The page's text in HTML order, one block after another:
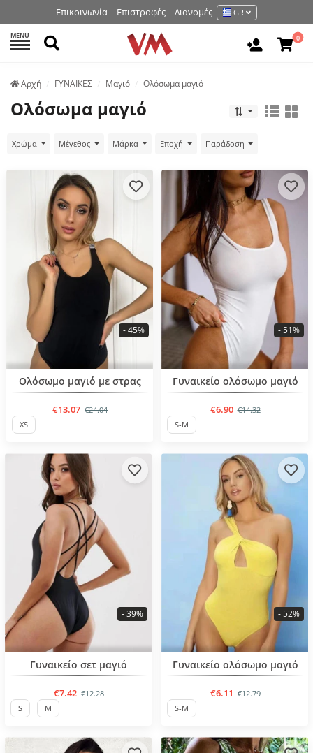
Επικοινωνία Επιστροφές Διανομές GR
MENU Αναζήτηση 0
Аρχή ΓΥΝΑΙΚΕΣ Μαγιό Ολόσωμα μαγιό
Ολόσωμα μαγιό
Χρώμα Μέγεθος Μάρκα Εποχή Παράδοση
BESTSELLER
Ολόσωμο μαγιό με στρας
€13.07 €24.04
- 45%
XS
BESTSELLER
Γυναικείο ολόσωμο μαγιό
€6.90 €14.32
- 51%
S-M
BESTSELLER
Γυναικείο σετ μαγιό
€7.42 €12.28
- 39%
S M
BESTSELLER
Γυναικείο ολόσωμο μαγιό
€6.11 €12.79
- 52%
S-M